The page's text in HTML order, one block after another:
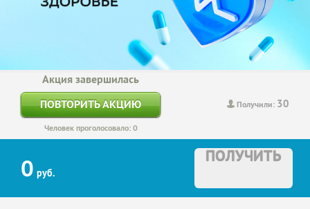
Получили: 30
Акция завершилась
ПОВТОРИТЬ АКЦИЮ
Человек проголосовало: 0
0 руб.
ПОЛУЧИТЬ